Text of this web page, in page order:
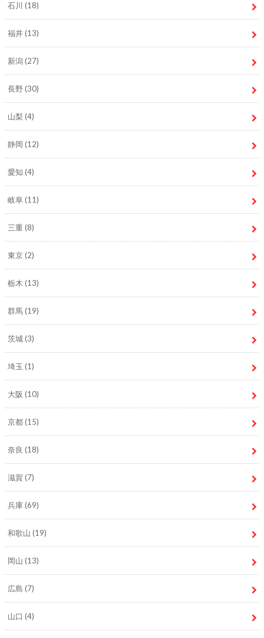
石川 (18)
福井(13)
新潟(27)
長野(30)
山梨 (4)
静岡 (12)
愛知 (4)
岐阜(11)
三重 (8)
東京(2)
栃木 (13)
群馬(19)
茨城(3)
埼玉 (1)
大阪 (10)
京都(15)
奈良 (18)
滋賀 (7)
兵庫(69)
和歌山 (19)
岡山 (13)
広島 (7)
山口 (4)